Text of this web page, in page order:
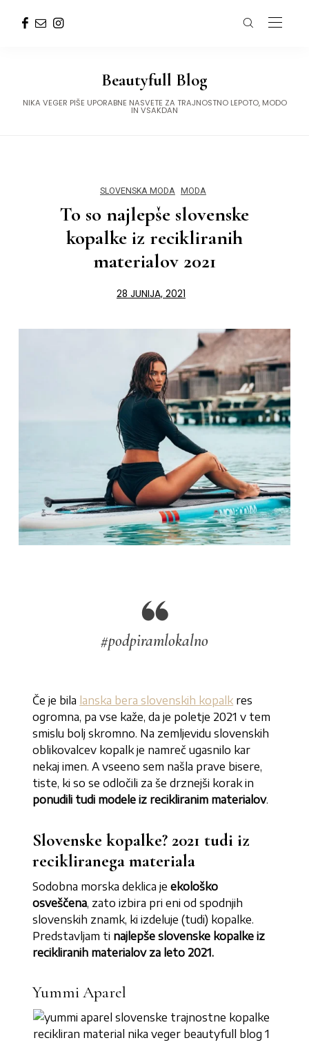
Beautyfull Blog
NIKA VEGER PIŠE UPORABNE NASVETE ZA TRAJNOSTNO LEPOTO, MODO
IN VSAKDAN
SLOVENSKA MODA MODA
To so najlepše slovenske
kopalke iz recikliranih
materialov 2021
28 JUNIJA, 2021
#podpiramlokalno
Če je bila lanska bera slovenskih kopalk res
ogromna, pa vse kaže, da je poletje 2021 v tem
smislu bolj skromno. Na zemljevidu slovenskih
oblikovalcev kopalk je namreč ugasnilo kar
nekaj imen. A vseeno sem našla prave bisere,
tiste, ki so se odločili za še drznejši korak in
ponudili tudi modele iz recikliranim materialov.
Slovenske kopalke? 2021 tudi iz
recikliranega materiala
Sodobna morska deklica jeekološko
osveščena, zato izbira pri eni od spodnjih
slovenskih znamk, ki izdeluje (tudi) kopalke.
Predstavljam ti najlepše slovenske kopalke iz
recikliranih materialov za leto 2021.
Yummi Aparel